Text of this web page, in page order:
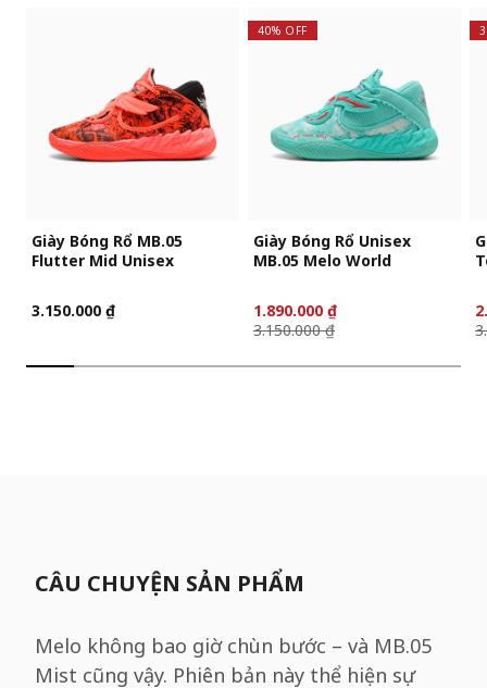
Giày Bóng Rổ MB.05
Flutter Mid Unisex
3.150.000 ₫
40% OFF
Giày Bóng Rổ Unisex
MB.05 Melo World
1.890.000 ₫
3.150.000 ₫
CÂU CHUYỆN SẢN PHẨM
Melo không bao giờ chùn bước – và MB.05
Mist cũng vậy. Phiên bản này thể hiện sự